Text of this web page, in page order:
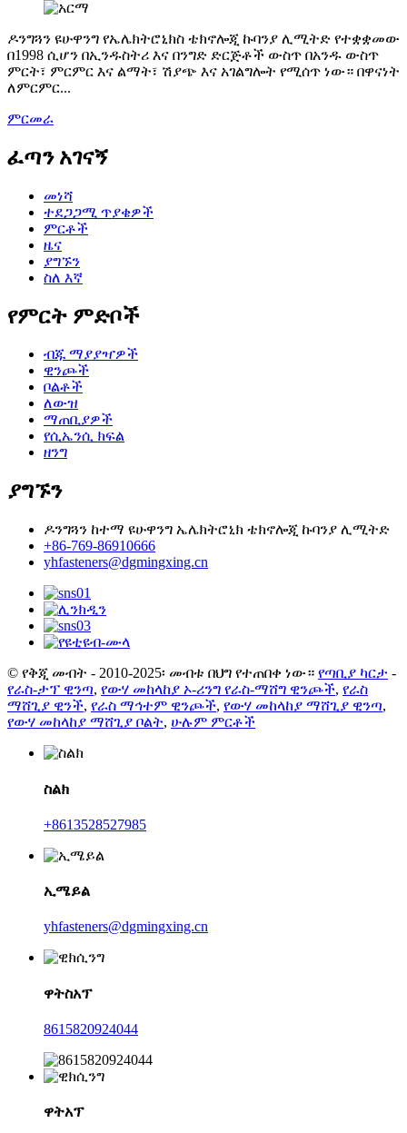
ዶንግጓን ዩሁዋንግ የኤሌክትሮኒክስ ቴክኖሎጂ ኩባንያ ሊሚትድ የተቋቋመው
በ1998 ሲሆን በኢንዱስትሪ እና በንግድ ድርጅቶች ውስጥ በአንዱ ውስጥ
ምርት፣ ምርምር እና ልማት፣ ሽያጭ እና አገልግሎት የሚሰጥ ነው። በዋናነት
ለምርምር...
ምርመራ
ፈጣን አገናኝ
መነሻ
ተደጋጋሚ ጥያቄዎች
ምርቶች
ዜና
ያግኙን
ስለ እኛ
የምርት ምድቦች
ብጁ ማያያዣዎች
ዊንጮች
ቦልቶች
ለውዝ
ማጠቢያዎች
የሲኤንሲ ክፍል
ዘንግ
ያግኙን
ዶንግጓን ከተማ ዩሁዋንግ ኤሌክትሮኒክ ቴክኖሎጂ ኩባንያ ሊሚትድ
+86-769-86910666
yhfasteners@dgmingxing.cn
© የቅጂ መብት - 2010-2025፡ መብቱ በህግ የተጠበቀ ነው። የጣቢያ ካርታ -
የራስ-ታፕ ዊንጣ, የውሃ መከላከያ ኦ-ሪንግ የራስ-ማሸግ ዊንጮች, የራስ
ማሸጊያ ዊንች, የራስ ማኅተም ዊንጮች, የውሃ መከላከያ ማሸጊያ ዊንጣ,
የውሃ መከላከያ ማሸጊያ ቦልት, ሁሉም ምርቶች
ስልክ
+8613528527985
ኢሜይል
yhfasteners@dgmingxing.cn
ዋትስአፕ
8615820924044
ዋትአፕ